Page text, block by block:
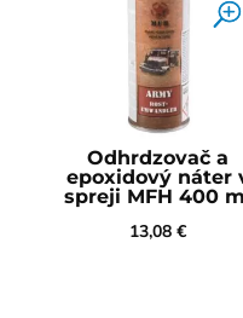
Odhrdzovač a
epoxidový náter
spreji MFH 400
13,08€